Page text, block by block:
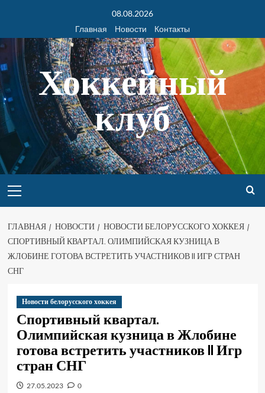
08.08.2026
Главная
Новости Контакты
Хоккейный
клуб
ГЛАВНАЯ НОВОСТИ
НОВОСТИ БЕЛОРУССКОГО ХОККЕЯ
СПОРТИВНЫЙ КВАРТАЛ. ОЛИМПИЙСКАЯ КУЗНИЦА В
ЖЛОБИНЕ ГОТОВА ВСТРЕТИТЬ УЧАСТНИКОВ II ИГР СТРАН
СНГ
Новости белорусского хоккея
Спортивный квартал.
Олимпийская кузница в Жлобине
готова встретить участников II Игр
стран СНГ
27.05.2023 0